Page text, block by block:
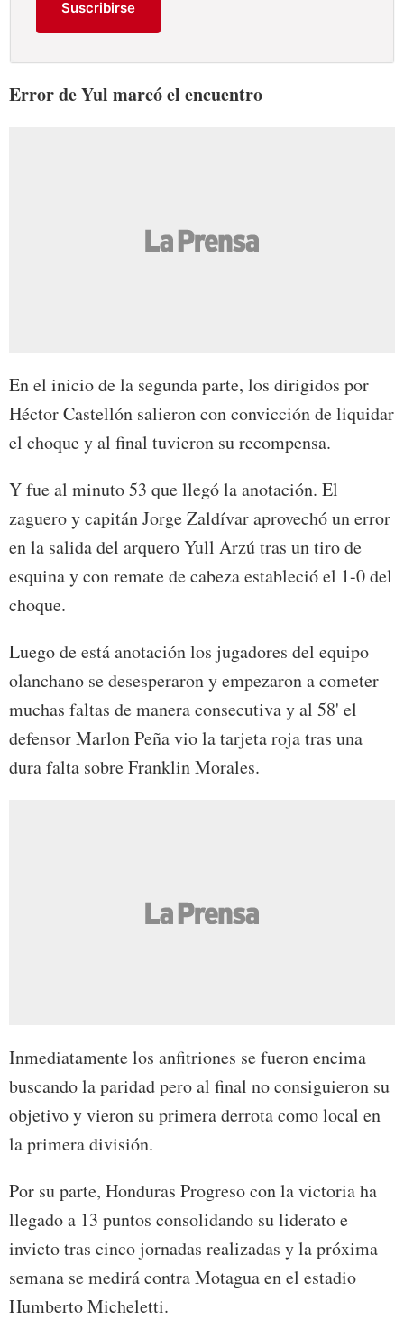
Suscribirse
Error de Yul marcó el encuentro
En el inicio de la segunda parte, los dirigidos por
Héctor Castellón salieron con convicción de liquidar
el choque y al final tuvieron su recompensa.
Y fue al minuto 53 que llegó la anotación. El
zaguero y capitán Jorge Zaldívar aprovechó un error
en la salida del arquero Yull Arzú tras un tiro de
esquina y con remate de cabeza estableció el 1-0 del
choque.
Luego de está anotación los jugadores del equipo
olanchano se desesperaron y empezaron a cometer
muchas faltas de manera consecutiva y al 58' el
defensor Marlon Peña vio la tarjeta roja tras una
dura falta sobre Franklin Morales.
Inmediatamente los anfitriones se fueron encima
buscando la paridad pero al final no consiguieron su
objetivo y vieron su primera derrota como local en
la primera división.
Por su parte, Honduras Progreso con la victoria ha
llegado a 13 puntos consolidando su liderato e
invicto tras cinco jornadas realizadas y la próxima
semana se medirá contra Motagua en el estadio
Humberto Micheletti.